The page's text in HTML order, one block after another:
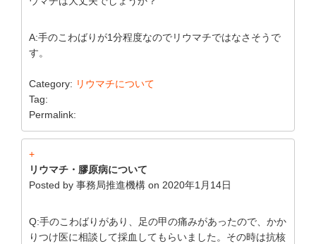
A:手のこわばりが1分程度なのでリウマチではなさそうで
す。
Category: リウマチについて
Tag:
Permalink:
+
リウマチ・膠原病について
Posted by 事務局推進機構 on 2020年1月14日
Q:手のこわばりがあり、足の甲の痛みがあったので、かか
りつけ医に相談して採血してもらいました。その時は抗核